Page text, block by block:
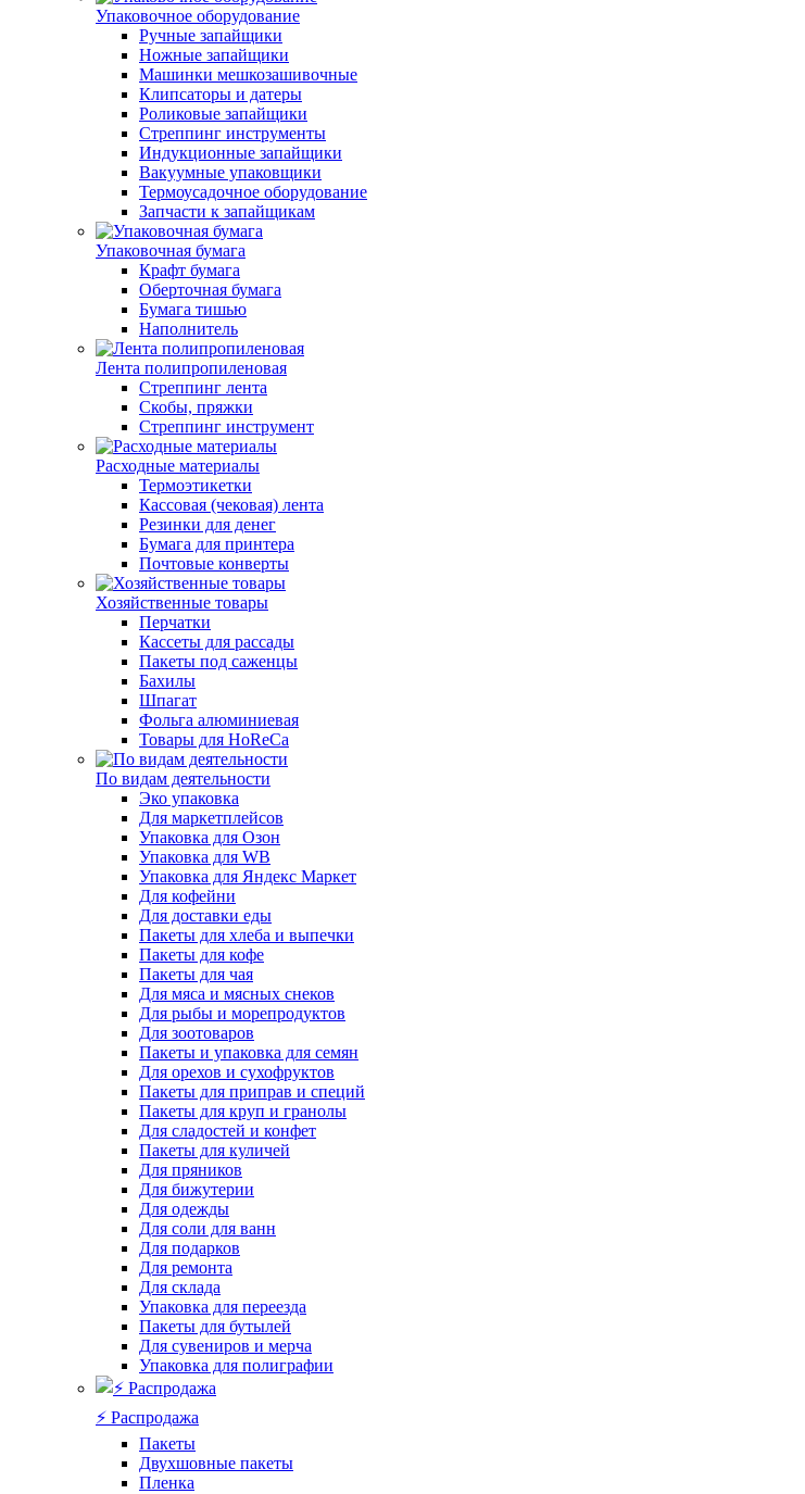
Упаковочное оборудование
Ручные запайщики
Ножные запайщики
Машинки мешкозашивочные
Клипсаторы и датеры
Роликовые запайщики
Стреппинг инструменты
Индукционные запайщики
Вакуумные упаковщики
Термоусадочное оборудование
Запчасти к запайщикам
Упаковочная бумага
Крафт бумага
Оберточная бумага
Бумага тишью
Наполнитель
Лента полипропиленовая
Стреппинг лента
Скобы, пряжки
Стреппинг инструмент
Расходные материалы
Термоэтикетки
Кассовая (чековая) лента
Резинки для денег
Бумага для принтера
Почтовые конверты
Хозяйственные товары
Перчатки
Кассеты для рассады
Пакеты под саженцы
Бахилы
Шпагат
Фольга алюминиевая
Товары для HoReCa
По видам деятельности
Эко упаковка
Для маркетплейсов
Упаковка для Озон
Упаковка для WB
Упаковка для Яндекс Маркет
Для кофейни
Для доставки еды
Пакеты для хлеба и выпечки
Пакеты для кофе
Пакеты для чая
Для мяса и мясных снеков
Для рыбы и морепродуктов
Для зоотоваров
Пакеты и упаковка для семян
Для орехов и сухофруктов
Пакеты для приправ и специй
Пакеты для круп и гранолы
Для сладостей и конфет
Пакеты для куличей
Для пряников
Для бижутерии
Для одежды
Для соли для ванн
Для подарков
Для ремонта
Для склада
Упаковка для переезда
Пакеты для бутылей
Для сувениров и мерча
Упаковка для полиграфии
⚡️ Распродажа
Пакеты
Двухшовные пакеты
Пленка